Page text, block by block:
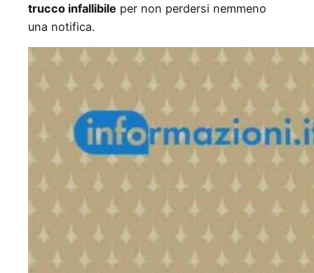
trucco infallibile per non perdersi nemmeno
una notifica.